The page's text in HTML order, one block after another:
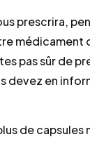
prescrira,
médicament
pas sûr de
devez en
de capsules